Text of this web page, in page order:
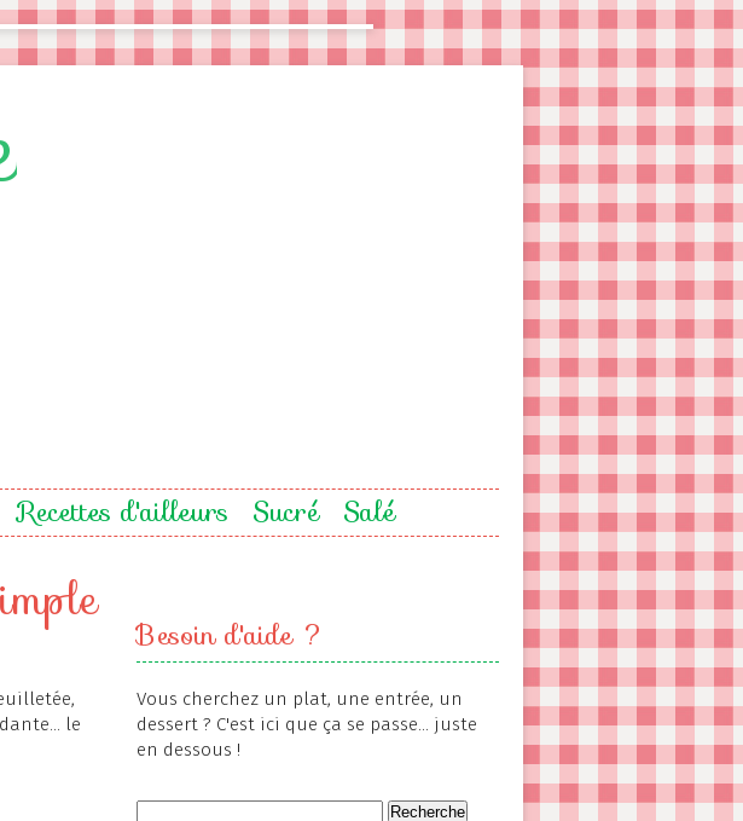
Recettes d'ailleurs Sucré Salé
le
Besoin d'aide ?
Vous cherchez un plat, une entrée, un
dessert ? C'est ici que ça se passe... juste
en dessous !